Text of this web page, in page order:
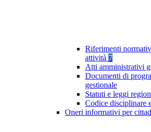
Riferimenti
attività 7
Atti amministrativi
Documenti di
gestionale
Statuti e leggi
Codice disciplinare
Oneri informativi per